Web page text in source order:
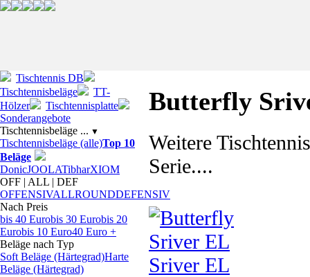
Tischtennis DB
Tischtennisbeläge
TT-
Hölzer
Tischtennisplatte
Sonderangebote
Tischtennisbeläge ... ▼
Tischtennisbeläge (alle)Top 10
Beläge
DonicJOOLATibharXIOM
OFF | ALL | DEF
OFFENSIVALLROUNDDEFENSIV
Nach Preis
bis 40 Eurobis 30 Eurobis 20
Eurobis 10 Euro40 Euro +
Beläge nach Typ
Soft Beläge (Härtegrad)Harte
Beläge (Härtegrad)
Butterfly
Weitere
Serie....
Sriver EL